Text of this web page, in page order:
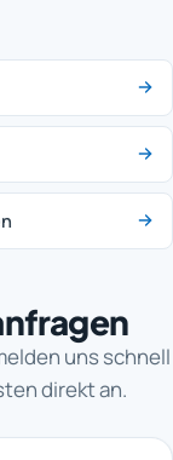
uns schnell
direkt an.